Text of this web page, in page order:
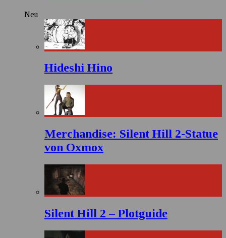
Neu
Hideshi Hino
Merchandise: Silent Hill 2-Statue
von Oxmox
Silent Hill 2 – Plotguide